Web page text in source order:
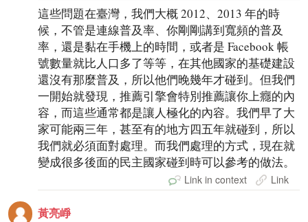
這些問題在臺灣，我們大概 2012、2013 年的時
候，不管是連線普及率、你剛剛講到寬頻的普及
率，還是黏在手機上的時間，或者是 Facebook 帳
號數量就比人口多了等等，在其他國家的基礎建設
還沒有那麼普及，所以他們晚幾年才碰到。但我們
一開始就發現，推薦引擎會特別推薦讓你上癮的內
容，而這些通常都是讓人極化的內容。我們早了大
家可能兩三年，甚至有的地方四五年就碰到，所以
我們就必須面對處理。而我們處理的方式，現在就
變成很多後面的民主國家碰到時可以參考的做法。
Link in context Link
黃亮崢